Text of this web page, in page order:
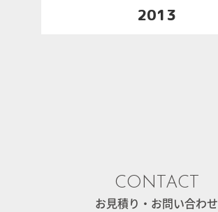
2013
CONTACT
お見積り・お問い合わせ